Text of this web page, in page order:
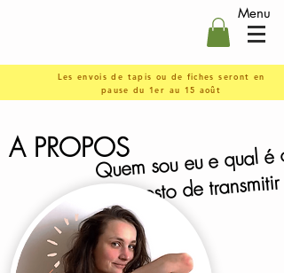
Menu
Les envois de tapis ou de fiches seront en
pause du 1er au 15 août
A PROPOSQuem sou eu e qual é o
que gosto de transmitir